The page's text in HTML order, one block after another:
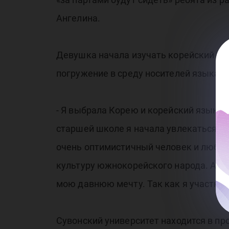
Ангелина.
Девушка начала изучать корейский
погружение в среду носителей языка
- Я выбрала Корею и корейский язык
старшей школе я начала увлекаться
очень оптимистичный человек и
культуру южнокорейского народа. А
мою давнюю мечту. Так как я
Сувонский университет находится в